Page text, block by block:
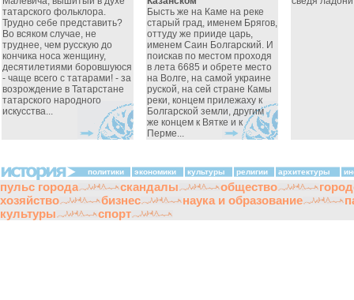
татарского фольклора.
Трудно себе представить?
Во всяком случае, не
труднее, чем русскую до
кончика носа женщину,
десятилетиями боровшуюся
- чаще всего с татарами! - за
возрождение в Татарстане
татарского народного
искусства...
Бысть же на Каме на реке
старый град, именем Брягов,
оттуду же прииде царь,
именем Саин Болгарский. И
поискав по местом проходя
в лета 6685 и обрете место
на Волге, на самой украине
руской, на сей стране Камы
реки, концем прилежаху к
Болгарской земли, другим
же концем к Вятке и к
Перме...
политики экономики культуры религии архитектуры
пульс города скандалы общество
хозяйство
бизнес наука и образование
культуры
спорт